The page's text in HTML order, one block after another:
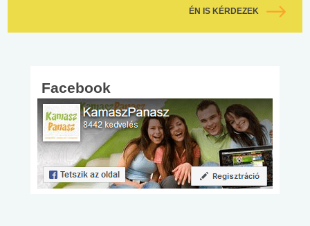
ÉN IS KÉRDEZEK
Facebook